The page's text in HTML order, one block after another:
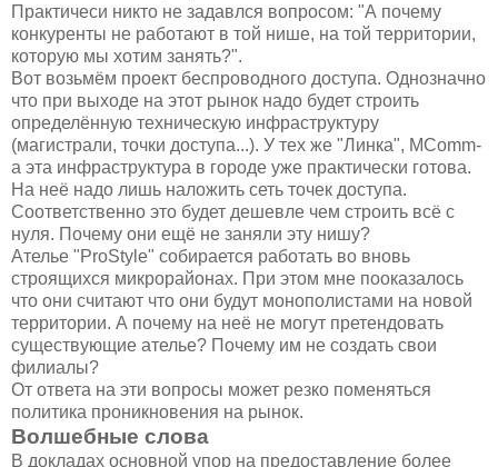
Практичеси никто не задавлся вопросом: "А почему
конкуренты не работают в той нише, на той территории,
которую мы хотим занять?".
Вот возьмём проект беспроводного доступа. Однозначно
что при выходе на этот рынок надо будет строить
определённую техническую инфраструктуру
(магистрали, точки доступа...). У тех же "Линка", MComm-
а эта инфраструктура в городе уже практически готова.
На неё надо лишь наложить сеть точек доступа.
Соответственно это будет дешевле чем строить всё с
нуля. Почему они ещё не заняли эту нишу?
Ателье "ProStyle" собирается работать во вновь
строящихся микрорайонах. При этом мне пооказалось
что они считают что они будут монополистами на новой
территории. А почему на неё не могут претендовать
существующие ателье? Почему им не создать свои
филиалы?
От ответа на эти вопросы может резко поменяться
политика проникновения на рынок.
Волшебные слова
В докладах основной упор на предоставление более